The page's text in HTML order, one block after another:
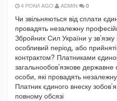
4 РОКИ AGO ADMIN 0
Чи звільняються від сплати
провадять незалежну
Збройних Сил України у зв’язку
особливий період, або
контрактом? Платниками
загальнообов’язкове
особи, які провадять
Платник єдиного внеску
повному обсязі